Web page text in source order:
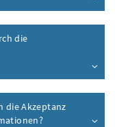
die
die Akzeptanz